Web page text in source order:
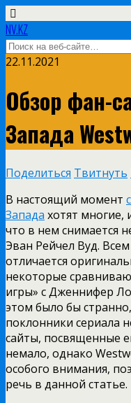
NV.KZ
22.11.2021
Обзор фан-
Запада
Поделиться Твитнуть
В настоящий момент
Запада хотят многие,
что в нем снимается
Эван Рейчел Вуд.
отличается
некоторые
игры» с Дженнифер
этом было бы
поклонники сериала
сайты, посвященные
немало, однако
особого внимания,
речь в данной статье.